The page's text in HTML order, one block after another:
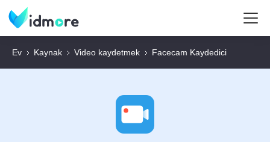
Ev Kaynak Video kaydetmek Facecam Kaydedici